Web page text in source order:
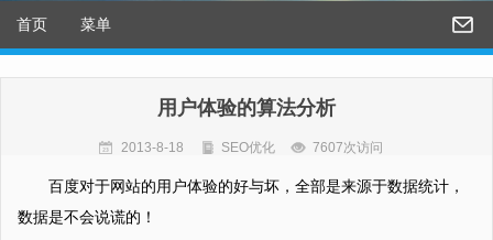
首页 菜单
用户体验的算法分析
2013-8-18 SEO优化 7607次访问
百度对于网站的用户体验的好与坏，全部是来源于数据统计，
数据是不会说谎的！